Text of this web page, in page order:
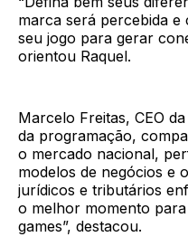
marca será percebida
seu jogo para gerar
orientou Raquel.
Marcelo Freitas, CEO
da programação,
o mercado nacional,
modelos de negócios e
jurídicos e tributários
o melhor momento
games”, destacou.